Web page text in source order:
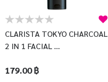
CLARISTA TOKYO CHARCOAL
2 IN 1 FACIAL ...
179.00 ฿